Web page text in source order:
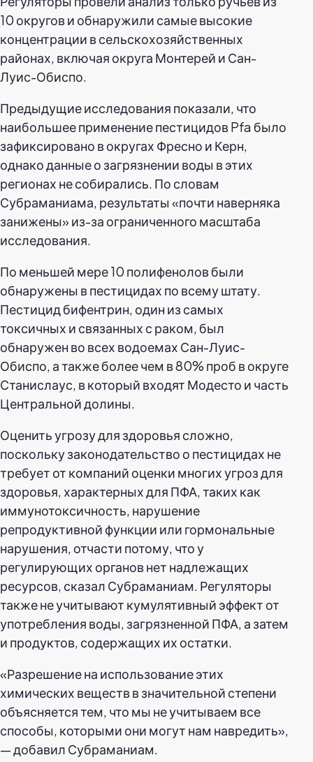
10 округов и обнаружили самые высокие
концентрации в сельскохозяйственных
районах, включая округа Монтерей и Сан-
Луис-Обиспо.
Предыдущие исследования показали, что
наибольшее применение пестицидов Pfa было
зафиксировано в округах Фресно и Керн,
однако данные о загрязнении воды в этих
регионах не собирались. По словам
Субраманиама, результаты «почти наверняка
занижены» из-за ограниченного масштаба
исследования.
По меньшей мере 10 полифенолов были
обнаружены в пестицидах по всему штату.
Пестицид бифентрин, один из самых
токсичных и связанных с раком, был
обнаружен во всех водоемах Сан-Луис-
Обиспо, а также более чем в 80% проб в округе
Станислаус, в который входят Модесто и часть
Центральной долины.
Оценить угрозу для здоровья сложно,
поскольку законодательство о пестицидах не
требует от компаний оценки многих угроз для
здоровья, характерных для ПФА, таких как
иммунотоксичность, нарушение
репродуктивной функции или гормональные
нарушения, отчасти потому, что у
регулирующих органов нет надлежащих
ресурсов, сказал Субраманиам. Регуляторы
также не учитывают кумулятивный эффект от
употребления воды, загрязненной ПФА, а затем
и продуктов, содержащих их остатки.
«Разрешение на использование этих
химических веществ в значительной степени
объясняется тем, что мы не учитываем все
способы, которыми они могут нам навредить»,
— добавил Субраманиам.